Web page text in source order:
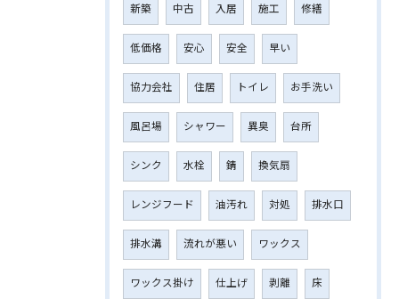
新築 中古 入居 施工 修繕
低価格 安心 安全 早い
協力会社 住居 トイレ お手洗い
風呂場 シャワー 異臭 台所
シンク 水栓 錆 換気扇
レンジフード 油汚れ 対処 排水口
排水溝 流れが悪い ワックス
ワックス掛け 仕上げ 剥離 床